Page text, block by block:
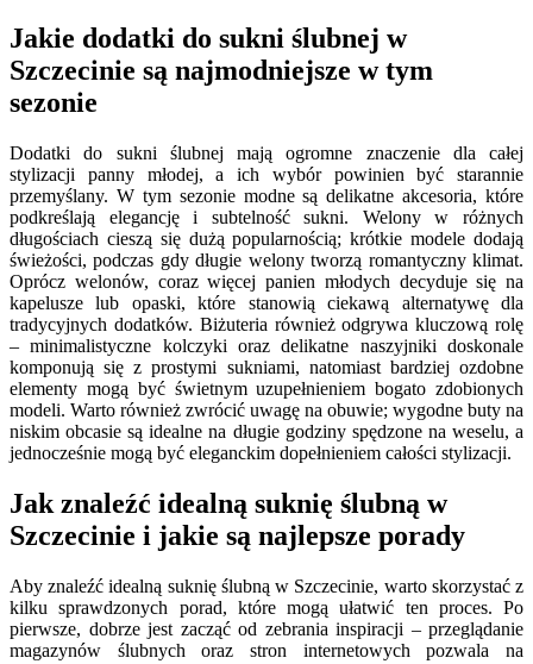
Jakie dodatki do sukni ślubnej w
Szczecinie są najmodniejsze w tym
sezonie
Dodatki do sukni ślubnej mają ogromne znaczenie dla całej
stylizacji panny młodej, a ich wybór powinien być starannie
przemyślany. W tym sezonie modne są delikatne akcesoria, które
podkreślają elegancję i subtelność sukni. Welony w różnych
długościach cieszą się dużą popularnością; krótkie modele dodają
świeżości, podczas gdy długie welony tworzą romantyczny klimat.
Oprócz welonów, coraz więcej panien młodych decyduje się na
kapelusze lub opaski, które stanowią ciekawą alternatywę dla
tradycyjnych dodatków. Biżuteria również odgrywa kluczową rolę
– minimalistyczne kolczyki oraz delikatne naszyjniki doskonale
komponują się z prostymi sukniami, natomiast bardziej ozdobne
elementy mogą być świetnym uzupełnieniem bogato zdobionych
modeli. Warto również zwrócić uwagę na obuwie; wygodne buty na
niskim obcasie są idealne na długie godziny spędzone na weselu, a
jednocześnie mogą być eleganckim dopełnieniem całości stylizacji.
Jak znaleźć idealną suknię ślubną w
Szczecinie i jakie są najlepsze porady
Aby znaleźć idealną suknię ślubną w Szczecinie, warto skorzystać z
kilku sprawdzonych porad, które mogą ułatwić ten proces. Po
pierwsze, dobrze jest zacząć od zebrania inspiracji – przeglądanie
magazynów ślubnych oraz stron internetowych pozwala na